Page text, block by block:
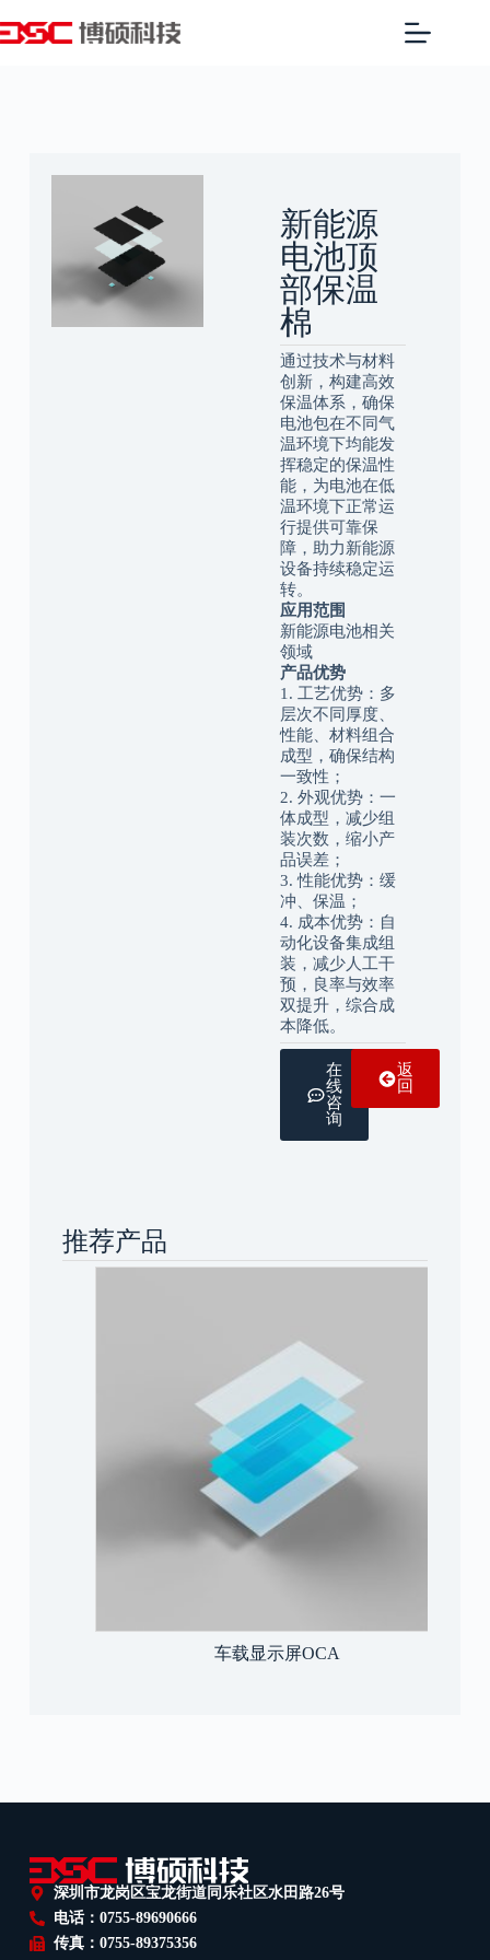
新能源
电池顶
部保温
棉
通过技术与材料
创新，构建高效
保温体系，确保
电池包在不同气
温环境下均能发
挥稳定的保温性
能，为电池在低
温环境下正常运
行提供可靠保
障，助力新能源
设备持续稳定运
转。
应用范围
新能源电池相关
领域
产品优势
1. 工艺优势：多
层次不同厚度、
性能、材料组合
成型，确保结构
一致性；
2. 外观优势：一
体成型，减少组
装次数，缩小产
品误差；
3. 性能优势：缓
冲、保温；
4. 成本优势：自
动化设备集成组
装，减少人工干
预，良率与效率
双提升，综合成
本降低。
在
线
咨
询
返
回
推荐产品
车载显示屏OCA
深圳市龙岗区宝龙街道同乐社区水田路26号
电话：0755-89690666
传真：0755-89375356